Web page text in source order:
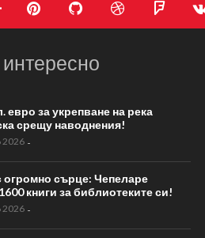
евро за укрепване на река
срещу наводнения!
2026 -
огромно сърце: Чепеларе
книги за библиотеките си!
2026 -